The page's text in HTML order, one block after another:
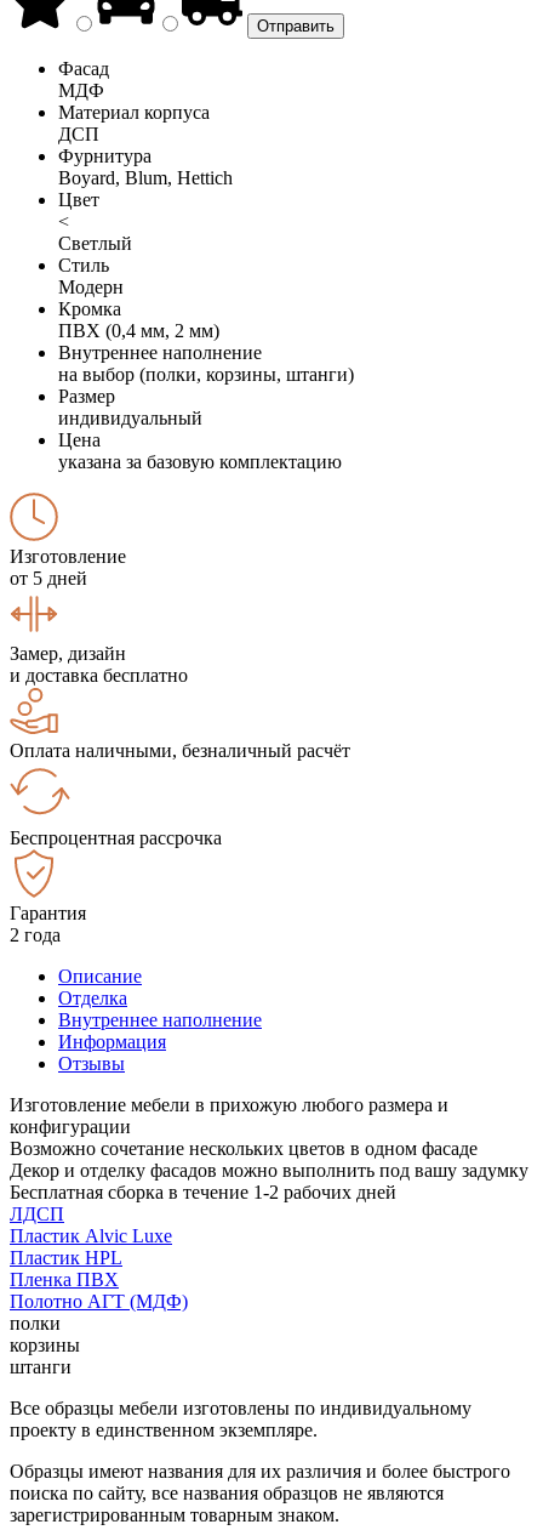
Фасад
МДФ
Материал корпуса
ДСП
Фурнитура
Boyard, Blum, Hettich
Цвет
<
Светлый
Стиль
Модерн
Кромка
ПВХ (0,4 мм, 2 мм)
Внутреннее наполнение
на выбор (полки, корзины, штанги)
Размер
индивидуальный
Цена
указана за базовую комплектацию
Изготовление
от 5 дней
Замер, дизайн
и доставка бесплатно
Оплата наличными, безналичный расчёт
Беспроцентная рассрочка
Гарантия
2 года
Описание
Отделка
Внутреннее наполнение
Информация
Отзывы
Изготовление мебели в прихожую любого размера и
конфигурации
Возможно сочетание нескольких цветов в одном фасаде
Декор и отделку фасадов можно выполнить под вашу задумку
Бесплатная сборка в течение 1-2 рабочих дней
ЛДСП
Пластик Alvic Luxe
Пластик HPL
Пленка ПВХ
Полотно АГТ (МДФ)
полки
корзины
штанги
Все образцы мебели изготовлены по индивидуальному
проекту в единственном экземпляре.
Образцы имеют названия для их различия и более быстрого
поиска по сайту, все названия образцов не являются
зарегистрированным товарным знаком.